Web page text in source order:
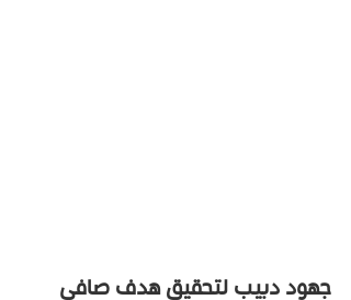
جهود دبيب لتحقيق هدف صافي